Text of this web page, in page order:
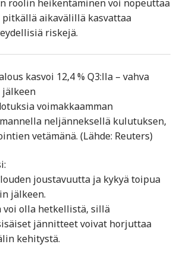
roolin heikentäminen voi nopeuttaa
aikavälillä kasvattaa
riskejä.
kasvoi 12,4 % Q3:lla – vahva
jälkeen
voimakkaamman
neljänneksellä kulutuksen,
vetämänä. (Lähde: Reuters)
joustavuutta ja kykyä toipua
jälkeen.
voi olla hetkellistä, sillä
jännitteet voivat horjuttaa
kehitystä.